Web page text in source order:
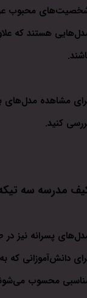
محبوب
هستند که
مشاهده مدل‌های
کنید.
مدرسه سه
پسرانه نیز
دانش‌آموزانی
محسوب